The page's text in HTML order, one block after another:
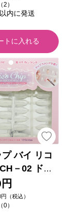
（2）
内に発送
トに入れる
プ バイ リコ
－02 ドロ
ル ＿ ウィ
ト
（税込）
（0）